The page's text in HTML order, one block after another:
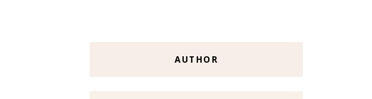
AUTHOR